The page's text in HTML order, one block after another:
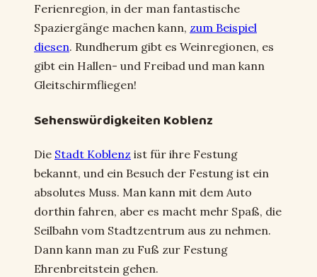
Ferienregion, in der man fantastische
Spaziergänge machen kann, zum Beispiel
diesen. Rundherum gibt es Weinregionen, es
gibt ein Hallen- und Freibad und man kann
Gleitschirmfliegen!
Sehenswürdigkeiten Koblenz
Die Stadt Koblenz ist für ihre Festung
bekannt, und ein Besuch der Festung ist ein
absolutes Muss. Man kann mit dem Auto
dorthin fahren, aber es macht mehr Spaß, die
Seilbahn vom Stadtzentrum aus zu nehmen.
Dann kann man zu Fuß zur Festung
Ehrenbreitstein gehen.